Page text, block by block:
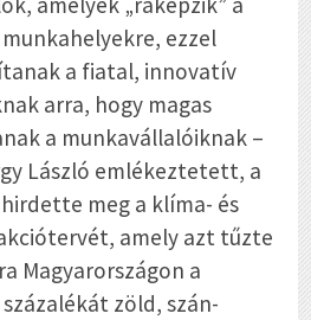
ezzel
a fiatal, innovatív
arra, hogy magas
a munkavállalóiknak –
László emlékeztetett, a
meg a klíma- és
amely azt tűzte
Magyarországon a
zöld, szán-